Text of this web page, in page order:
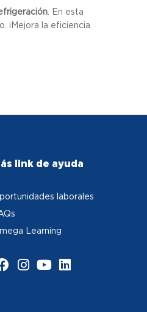
. En esta
¡Mejora la eficiencia
link de ayuda
laborales
Learning